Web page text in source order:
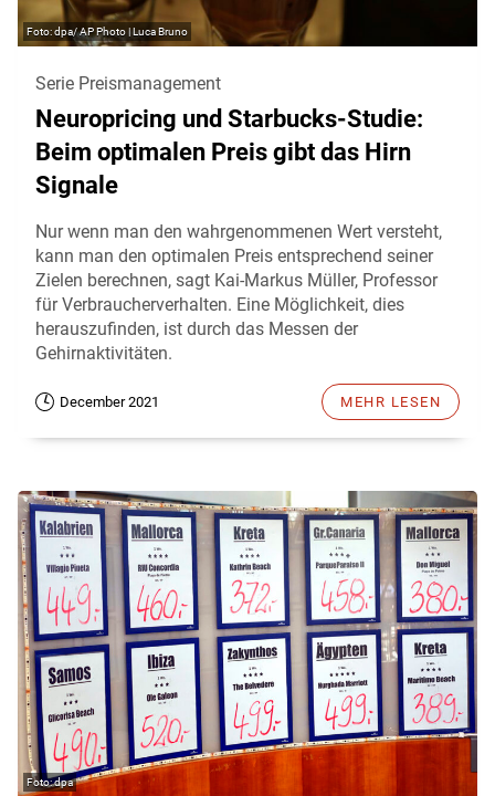
dpa/ AP Photo | Luca Bruno
Serie Preismanagement
Neuropricing und Starbucks-Studie:
Beim optimalen Preis gibt das Hirn
Signale
Nur wenn man den wahrgenommenen Wert versteht,
kann man den optimalen Preis entsprechend seiner
Zielen berechnen, sagt Kai-Markus Müller, Professor
für Verbraucherverhalten. Eine Möglichkeit, dies
herauszufinden, ist durch das Messen der
Gehirnaktivitäten.
December 2021 MEHR LESEN
dpa